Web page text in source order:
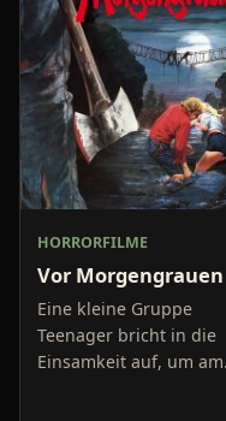
HORRORFILME
Vor Morgengrauen
Eine kleine Gruppe
Teenager bricht in die
Einsamkeit auf, um am